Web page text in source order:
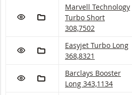
VOEG TOE AAN WATCHLIST
AAN PORTFOLIO
Marvell Technology
Marvell Technology
Turbo Short
308,7502
VOEG TOE AAN WATCHLIST
AAN PORTFOLIOEasyjet Turbo met
Easyjet Turbo Long
368,8321
VOEG TOE AAN WATCHLIST
AAN PORTFOLIOBarclays Booster
Barclays Booster
Long 343,1134